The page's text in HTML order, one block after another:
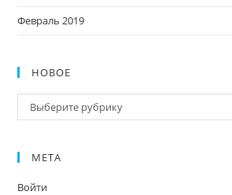
Февраль 2019
НОВОЕ
Новое
Выберите рубрику
МЕТА
Войти